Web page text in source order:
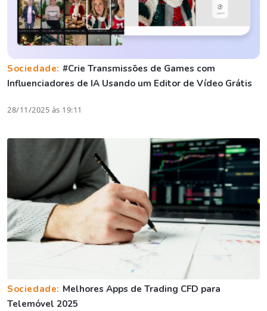
Sociedade: #Crie Transmissões de Games com
Influenciadores de IA Usando um Editor de Vídeo Grátis
28/11/2025 às 19:11
Sociedade: Melhores Apps de Trading CFD para
Telemóvel 2025